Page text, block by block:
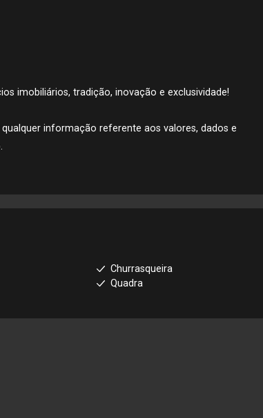
imobiliários, tradição, inovação e exclusividade!
informação referente aos valores, dados e
Churrasqueira
Quadra